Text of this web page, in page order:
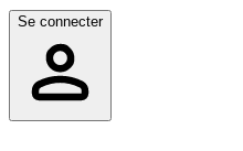
Se connecter